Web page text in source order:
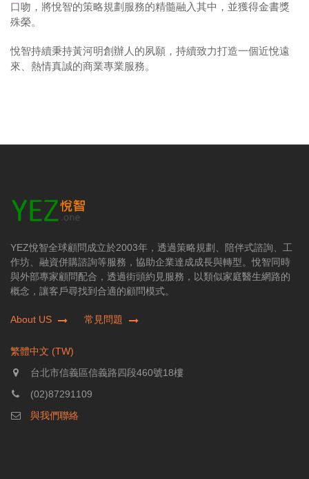
口吻，將悅智的策略規劃服務的精髓融入其中，並獲得金書獎
殊榮。
悅智持續秉持黃河明創辦人的夙願，持續致力打造一個近悅遠
來、熱情真誠的商業專業服務。
YEZ悅智全球顧問成立於2003年，透過策略規劃、陪伴式諮詢、工
作坊、融資併購諮詢等服務，協助企業達成成長與轉型。悅智同時
與外部專家顧問配合，透過街頭約見服務，以類似家庭醫生網路的
概念，讓客戶尋找到合適的顧問模式。
About US 常見問題
繁體中文 (TW)
台北市信義區信義路四段460號18樓
(02)87291109
與我們聯絡